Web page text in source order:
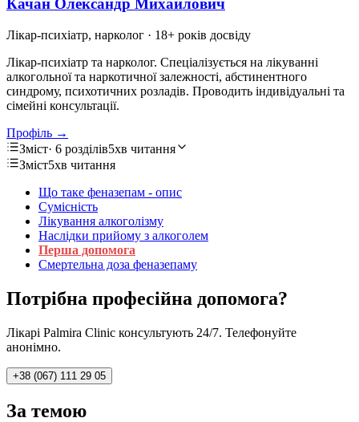
Качан Олександр Михайлович
Лікар-психіатр, нарколог · 18+ років досвіду
Лікар-психіатр та нарколог. Спеціалізується на лікуванні
алкогольної та наркотичної залежності, абстинентного
синдрому, психотичних розладів. Проводить індивідуальні та
сімейні консультації.
Профіль →
Зміст· 6 розділів5хв читання
Зміст5хв читання
Що таке феназепам - опис
Сумісність
Лікування алкоголізму
Наслідки прийому з алкоголем
Перша допомога
Смертельна доза феназепаму
Потрібна професійна допомога?
Лікарі Palmira Clinic консультують 24/7. Телефонуйте
анонімно.
+38 (067) 111 29 05
За темою